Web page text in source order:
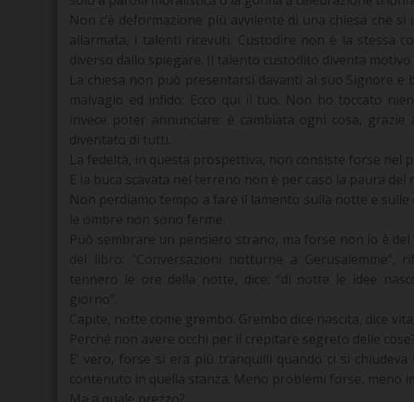
Non c’è deformazione più avvilente di una chiesa che
allarmata, i talenti ricevuti. Custodire non è la stessa
diverso dallo spiegare. Il talento custodito diventa motivo
La chiesa non può presentarsi davanti al suo Signore e
malvagio ed infido: Ecco qui il tuo. Non ho toccato
invece poter annunciare: è cambiata ogni cosa,
diventato di tutti.
La fedeltà, in questa prospettiva, non consiste forse nel
E la buca scavata nel terreno non è per caso la paura del
Non perdiamo tempo a fare il lamento sulla notte e sulle
le ombre non sono ferme.
Può sembrare un pensiero strano, ma forse non lo è
del libro: “Conversazioni notturne a Gerusalemme”,
tennero le ore della notte, dice: “di notte le idee
giorno”.
Capite, notte come grembo. Grembo dice nascita, dice
Perché non avere occhi per il crepitare segreto delle cose?
E’ vero, forse si era più tranquilli quando ci si
contenuto in quella stanza. Meno problemi forse, meno